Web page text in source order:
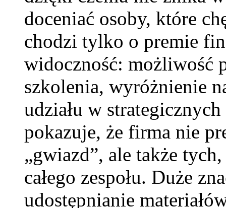
doceniać osoby, które
chodzi tylko o premie
widoczność: możliwość
szkolenia, wyróżnienie
udziału w
pokazuje, że firma nie
„gwiazd”, ale także
całego zespołu. Duże
udostępnianie